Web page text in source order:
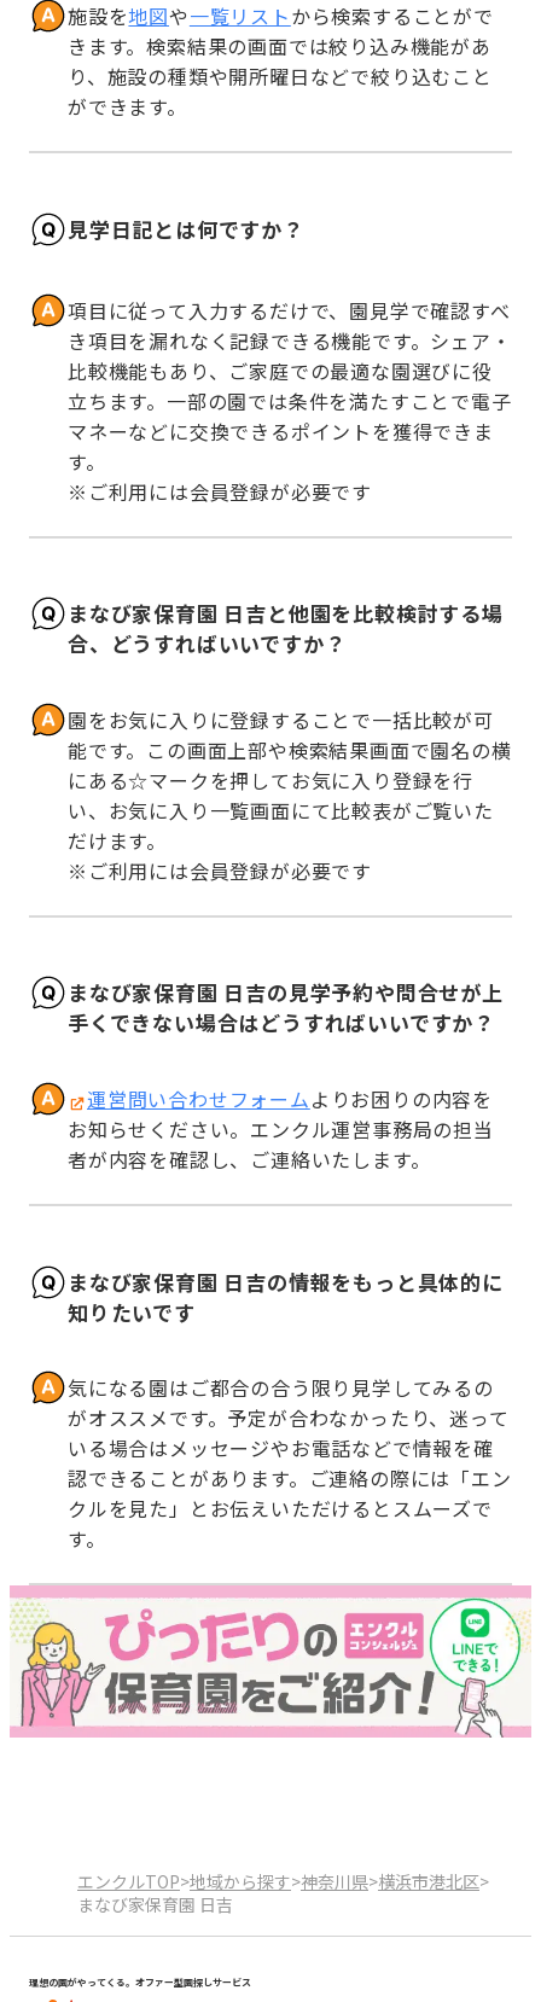
施設を地図や一覧リストから検索することがで
きます。検索結果の画面では絞り込み機能があ
り、施設の種類や開所曜日などで絞り込むこと
ができます。
見学日記とは何ですか？
項目に従って入力するだけで、園見学で確認すべ
き項目を漏れなく記録できる機能です。シェア・
比較機能もあり、ご家庭での最適な園選びに役
立ちます。一部の園では条件を満たすことで電子
マネーなどに交換できるポイントを獲得できま
す。
※ご利用には会員登録が必要です
まなび家保育園 日吉と他園を比較検討する場
合、どうすればいいですか？
園をお気に入りに登録することで一括比較が可
能です。この画面上部や検索結果画面で園名の横
にある☆マークを押してお気に入り登録を行
い、お気に入り一覧画面にて比較表がご覧いた
だけます。
※ご利用には会員登録が必要です
まなび家保育園 日吉の見学予約や問合せが上
手くできない場合はどうすればいいですか？
運営問い合わせフォームよりお困りの内容を
お知らせください。エンクル運営事務局の担当
者が内容を確認し、ご連絡いたします。
まなび家保育園 日吉の情報をもっと具体的に
知りたいです
気になる園はご都合の合う限り見学してみるの
がオススメです。予定が合わなかったり、迷って
いる場合はメッセージやお電話などで情報を確
認できることがあります。ご連絡の際には「エン
クルを見た」とお伝えいただけるとスムーズで
す。
エンクルTOP>地域から探す>神奈川県>横浜市港北区>
まなび家保育園 日吉
理想の園がやってくる。オファー型園探しサービス